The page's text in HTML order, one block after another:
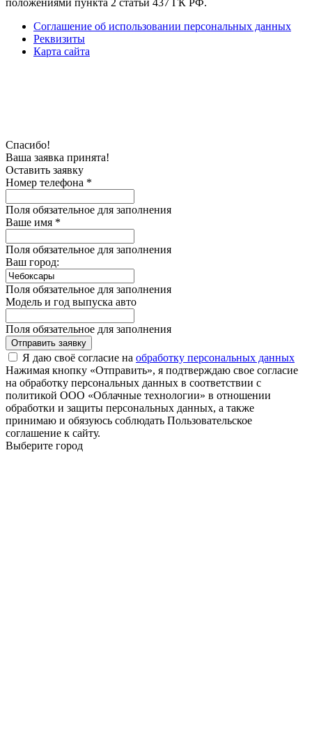
Соглашение об использовании персональных данных
Реквизиты
Карта сайта
Спасибо!
Ваша заявка принята!
Оставить заявку
Номер телефона *
Поля обязательное для заполнения
Ваше имя *
Поля обязательное для заполнения
Ваш город:
Поля обязательное для заполнения
Модель и год выпуска авто
Поля обязательное для заполнения
Отправить заявку
Я даю своё согласие на обработку персональных данных
Нажимая кнопку «Отправить», я подтверждаю свое согласие
на обработку персональных данных в соответствии с
политикой ООО «Облачные технологии» в отношении
обработки и защиты персональных данных, а также
принимаю и обязуюсь соблюдать Пользовательское
соглашение к сайту.
Выберите город